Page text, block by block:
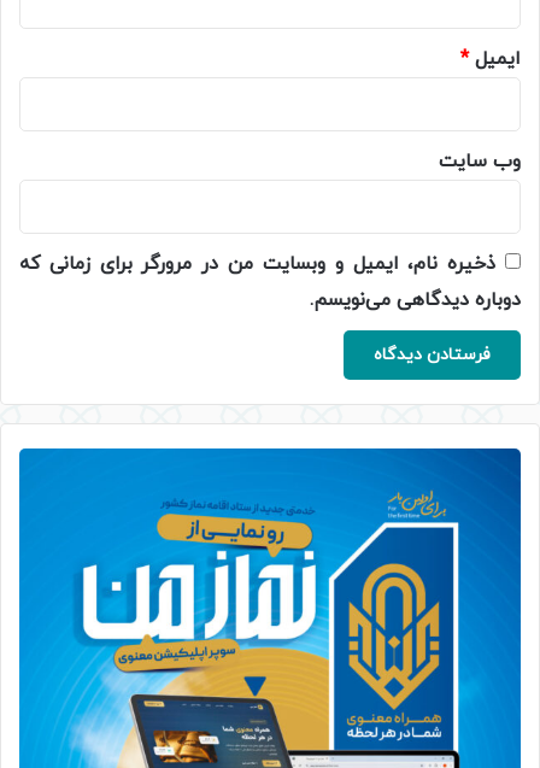
ایمیل*
وب‌ سایت
ذخیره نام، ایمیل و وبسایت من در مرورگر برای زمانی که
دوباره دیدگاهی می‌نویسم.